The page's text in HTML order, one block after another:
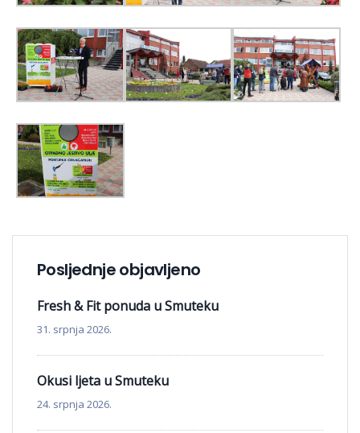
Posljednje objavljeno
Fresh & Fit ponuda u Smuteku
31. srpnja 2026.
Okusi ljeta u Smuteku
24. srpnja 2026.